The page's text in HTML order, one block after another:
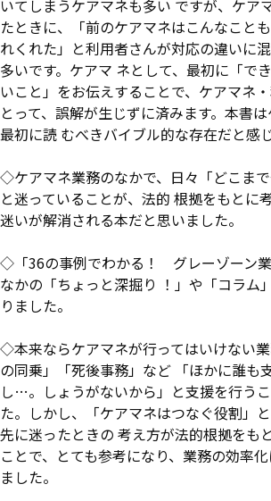
いてしまうケアマネも多い ですが、ケア
たときに、「前のケアマネはこんなこと
れくれた」と利用者さんが対応の違いに
多いです。ケアマ ネとして、最初に「で
いこと」をお伝えすることで、ケアマネ
とって、誤解が生じずに済みます。本書
最初に読 むべきバイブル的な存在だと感
◇ケアマネ業務のなかで、日々「どこま
と迷っていることが、法的 根拠をもとに
迷いが解消される本だと思いました。
◇「36の事例でわかる！ グレーゾーン
なかの「ちょっと深掘り ！」や「コラム
りました。
◇本来ならケアマネが行ってはいけない
の同乗」「死後事務」など 「ほかに誰も
し…。しょうがないから」と支援を行う
た。しかし、「ケアマネはつなぐ役割」
先に迷ったときの 考え方が法的根拠をも
ことで、とても参考になり、業務の効率
ました。